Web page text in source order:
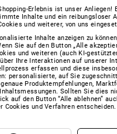
Erlebnis ist unser Anliegen!
Inhalte und ein reibungsloser
und weiterer, von uns
Inhalte anzeigen zu
Sie auf den Button „Alle
und weiteren (auch KI-
Ihre Interaktionen auf unserer
erfassen und diese
personalisierte, auf Sie
Produktempfehlungen,
Sollten Sie dies
auf den Button “Alle ablehnen”
Cookies und Verfahren entscheiden.